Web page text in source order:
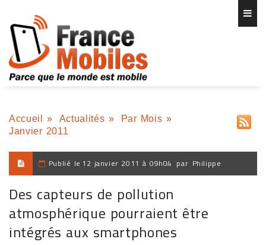
Accueil » Actualités » Par Mois »
Janvier 2011
Publié le 12 janvier 2011 à 09h04 par Philippe
Des capteurs de pollution
atmosphérique pourraient être
intégrés aux smartphones